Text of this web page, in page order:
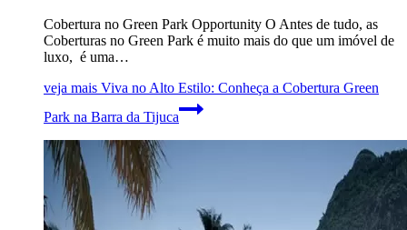
Cobertura no Green Park Opportunity O Antes de tudo, as
Coberturas no Green Park é muito mais do que um imóvel de
luxo, é uma…
veja mais Viva no Alto Estilo: Conheça a Cobertura Green
Park na Barra da Tijuca